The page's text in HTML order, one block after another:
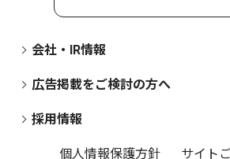
会社・IR情報
広告掲載をご検討の方へ
採用情報
個人情報保護方針
サイト